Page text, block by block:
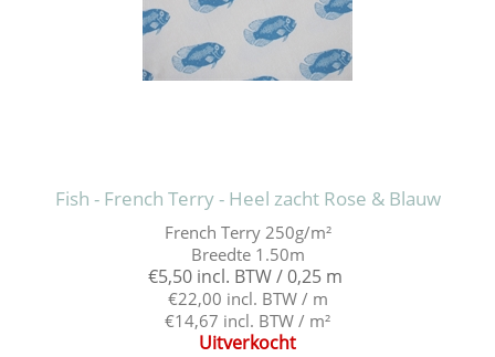
Fish - French Terry - Heel zacht Rose & Blauw
French Terry 250g/m²
Breedte 1.50m
€5,50 incl. BTW / 0,25 m
€22,00 incl. BTW / m
€14,67 incl. BTW / m²
Uitverkocht